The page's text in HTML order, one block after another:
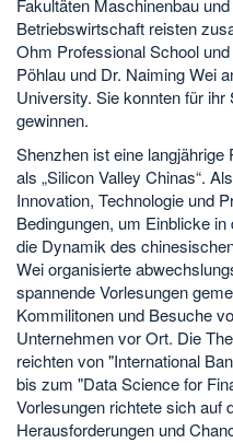
Fakultäten Maschinenbau
Betriebswirtschaft reisten
Ohm Professional School
Pöhlau und Dr. Naiming Wei
University. Sie konnten für
gewinnen.
Shenzhen ist eine
als „Silicon Valley Chinas“.
Innovation, Technologie und
Bedingungen, um Einblicke
die Dynamik des
Wei organisierte
spannende Vorlesungen
Kommilitonen und Besuche
Unternehmen vor Ort. Die
reichten von "International
bis zum "Data Science for
Vorlesungen richtete sich auf
Herausforderungen und